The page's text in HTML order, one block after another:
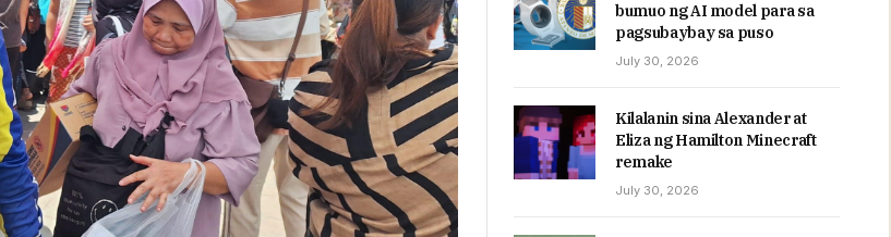
bumuo ng AI model para sa
pagsubaybay sa puso
July 30, 2026
Kilalanin sina Alexander at
Eliza ng Hamilton Minecraft
remake
July 30, 2026